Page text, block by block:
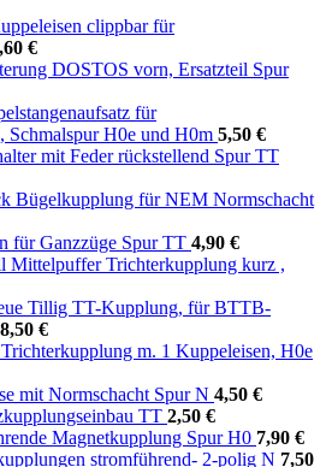
clippbar für
€
DOSTOS vorn, Ersatzteil Spur
für
Schmalspur H0e und H0m 5,50 €
mit Feder rückstellend Spur TT
Bügelkupplung für NEM Normschacht
für Ganzzüge Spur TT 4,90 €
Mittelpuffer Trichterkupplung kurz ,
Tillig TT-Kupplung, für BTTB-
€
Trichterkupplung m. 1 Kuppeleisen, H0e
mit Normschacht Spur N 4,50 €
TT 2,50 €
Magnetkupplung Spur H0 7,90 €
stromführend- 2-polig N 7,50